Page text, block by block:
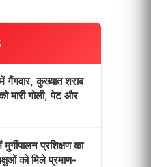
गैंगवार, कुख्यात शराब
मारी गोली, पेट और
प्रशिक्षण का
को मिले प्रमाण-